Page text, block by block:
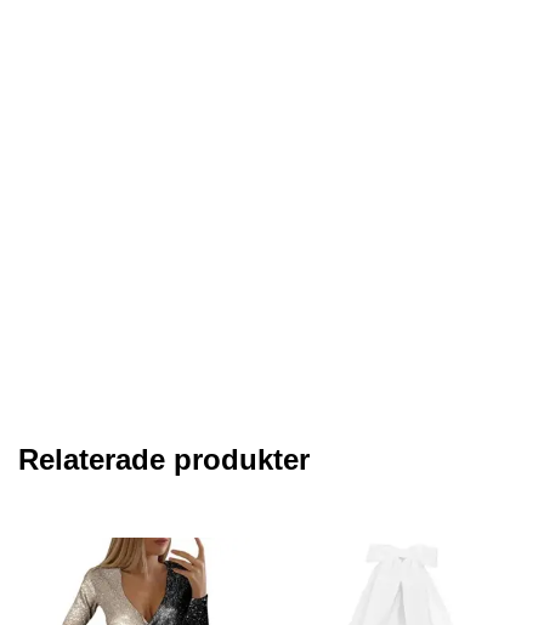
Relaterade produkter